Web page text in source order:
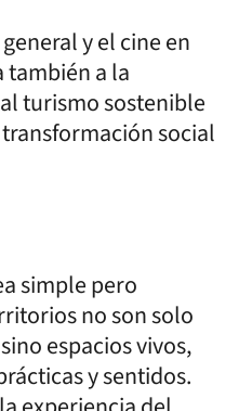
y el cine en
también a la
turismo sostenible
social
simple pero
no son solo
espacios vivos,
y sentidos.